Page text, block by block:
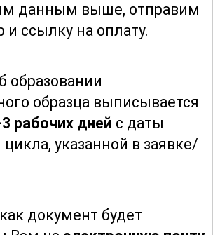
уделено вопросам
Участники
использования
меню,
потребности
людей на борту. Это
знания о пищевых
данным выше, отправим
и ссылку на оплату.
образовании
образца выписывается
рабочих дней с даты
указанной в заявке/
документ будет